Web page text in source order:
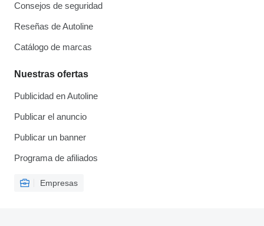
Consejos de seguridad
Reseñas de Autoline
Catálogo de marcas
Nuestras ofertas
Publicidad en Autoline
Publicar el anuncio
Publicar un banner
Programa de afiliados
Empresas